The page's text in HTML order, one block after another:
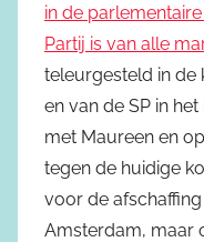
in de
Partij is van alle
teleurgesteld in de
en van de SP in
met Maureen en
tegen de huidige
voor de
Amsterdam, maar